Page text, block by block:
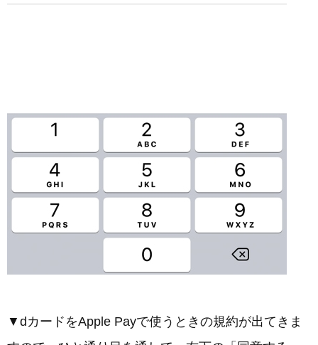
▼dカードをApple Payで使うときの規約が出てきま